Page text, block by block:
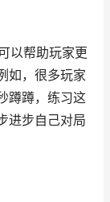
以帮助玩家更
如，很多玩家
蹲蹲，练习这
进步自己对局